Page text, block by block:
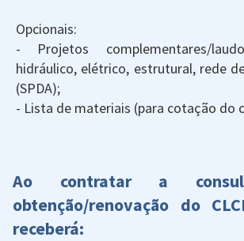
Opcionais:
- Projetos complementares/
hidráulico, elétrico, estrutural, rede
(SPDA);
- Lista de materiais (para cotação do
Ao contratar a
obtenção/renovação do
receberá: